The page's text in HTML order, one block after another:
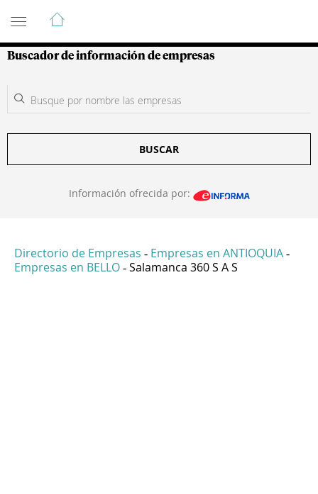
Guía de Empresas Colombianas
Buscador de información de empresas
BUSCAR
Información ofrecida por:
Directorio de Empresas - Empresas en ANTIOQUIA -
Empresas en BELLO - Salamanca 360 S A S